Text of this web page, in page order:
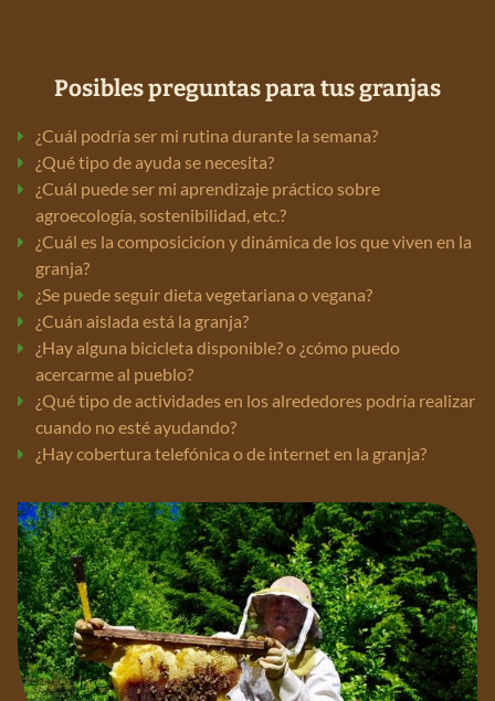
Posibles preguntas para tus granjas
¿Cuál podría ser mi rutina durante la semana?
¿Qué tipo de ayuda se necesita?
¿Cuál puede ser mi aprendizaje práctico sobre
agroecología, sostenibilidad, etc.?
¿Cuál es la composicicíon y dinámica de los que viven en la
granja?
¿Se puede seguir dieta vegetariana o vegana?
¿Cuán aislada está la granja?
¿Hay alguna bicicleta disponible? o ¿cómo puedo
acercarme al pueblo?
¿Qué tipo de actividades en los alrededores podría realizar
cuando no esté ayudando?
¿Hay cobertura telefónica o de internet en la granja?